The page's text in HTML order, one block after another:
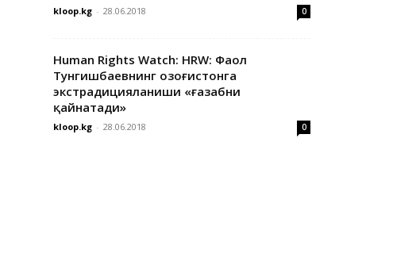
kloop.kg - 28.06.2018 0
Human Rights Watch: HRW: Фаол
Тунгишбаевнинг Қозоғистонга
экстрадицияланиши «ғазабни
қайнатади»
kloop.kg - 28.06.2018 0